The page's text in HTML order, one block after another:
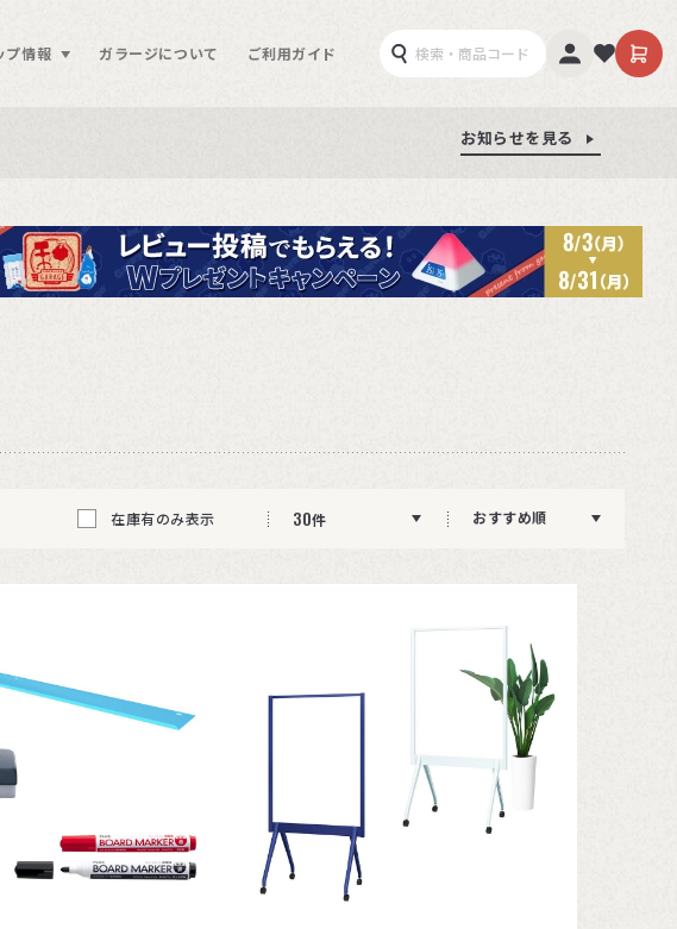
プ情報 ガラージについて ご利用ガイド
お知らせを見る
お知らせを見る
お知らせを見る
在庫有のみ表示 30件 おすすめ順